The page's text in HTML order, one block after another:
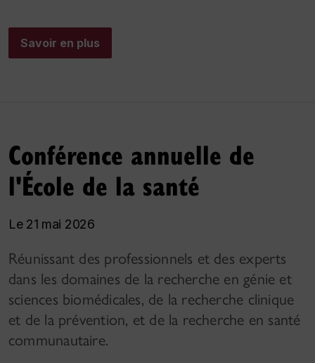
Savoir en plus
Conférence annuelle de
l'École de la santé
Le 21 mai 2026
Réunissant des professionnels et des experts
dans les domaines de la recherche en génie et
sciences biomédicales, de la recherche clinique
et de la prévention, et de la recherche en santé
communautaire.